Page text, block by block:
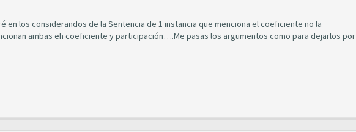
en los considerandos de la Sentencia de 1 instancia que menciona el coeficiente no la
ambas eh coeficiente y participación….Me pasas los argumentos como para dejarlos por